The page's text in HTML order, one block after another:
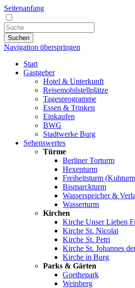
Seitenanfang
Suchen
Navigation überspringen
Start
Gastgeber
Hotel & Unterkunft
Reisemobilstellplätze
Tagesprogramme
Essen & Trinken
Einkaufen
BWG
Stadtwerke Burg
Sehenswertes
Türme
Berliner Torturm
Hexenturm
Freiheitsturm
Bismarckturm
Wasserspeicher &
Wasserturm
Kirchen
Kirche Unser Lieben
Kirche St. Nicolai
Kirche St. Petri
Kirche St. Johannes
Kirche in Burg
Parks & Gärten
Goethepark
Weinberg